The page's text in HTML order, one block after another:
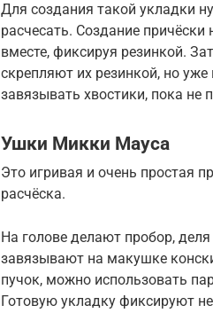
Для создания такой укладки
расчесать. Создание
вместе, фиксируя резинкой.
скрепляют их резинкой, но
завязывать хвостики, пока не
Ушки Микки Мауса
Это игривая и очень простая
расчёска.
На голове делают пробор,
завязывают на макушке
пучок, можно использовать
Готовую укладку фиксируют